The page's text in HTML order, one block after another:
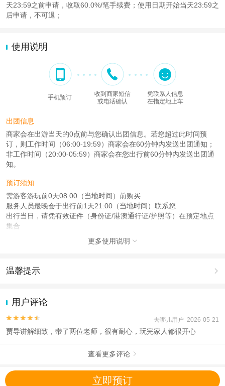
天23:59之前申请，收取60.0%/笔手续费；使用日期开始当天23:59之
后申请，不可退；
使用说明
手机预订
收到商家短信
或电话确认
凭联系人信息
在指定地上车
出团信息
商家会在出游当天的0点前与您确认出团信息。若您超过此时间预
订，则工作时间（06:00-19:59）商家会在60分钟内发送出团通知；
非工作时间（20:00-05:59）商家会在您出行前60分钟内发送出团通
知。
预订须知
需游客游玩前0天08:00（当地时间）前购买
服务人员最晚会于出行前1天21:00（当地时间）联系您
出行当日，请凭有效证件（身份证/港澳通行证/护照等）在预定地点
集合
查看特许经营许可证信息
更多使用说明 
温馨提示 
动（如跳伞、潜水、滑雪等）前，请务必仔细阅读
2.为普及旅游安全知识及旅游文明公约，使您的旅程顺利圆满完成，
特制定《去哪儿网旅游安全手册》 ，请您认真阅读并切实遵守。
用户评论

 去哪儿用户 2026-05-21
贾导讲解细致，带了两位老师，很有耐心，玩完家人都很开心
查看更多评论 
立即预订